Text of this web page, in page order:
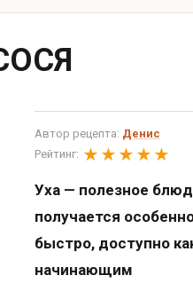
Автор рецепта: Денис
Рейтинг:
Уха — полезное
получается
быстро, доступно
начинающим